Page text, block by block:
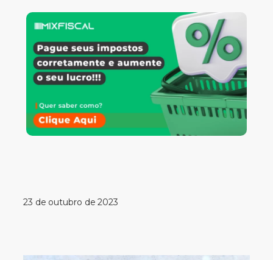
23 de outubro de 2023